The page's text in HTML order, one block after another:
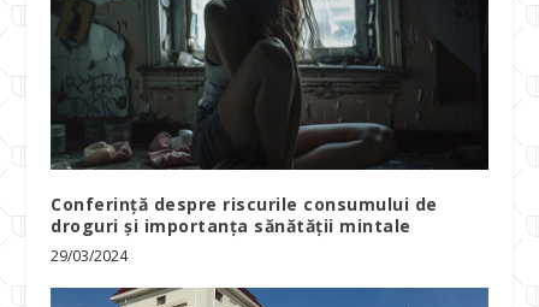
Conferință despre riscurile consumului de
droguri și importanța sănătății mintale
29/03/2024